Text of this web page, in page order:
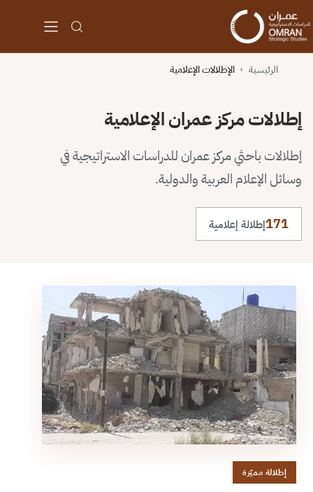
الرئيسية › الإطلالات الإعلامية
إطلالات مركز عمران الإعلامية
إطلالات باحثي مركز عمران للدراسات الاستراتيجية في
وسائل الإعلام العربية والدولية.
171إطلالة إعلامية
إطلالة مميّزة